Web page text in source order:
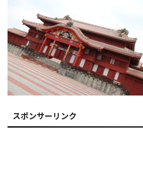
スポンサーリンク